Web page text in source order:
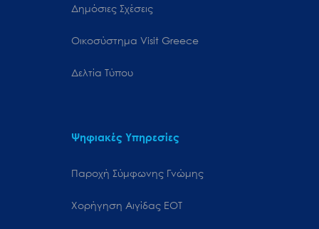
Δημόσιες Σχέσεις
Oικοσύστημα Visit Greece
Δελτία Τύπου
Ψηφιακές Υπηρεσίες
Παροχή Σύμφωνης Γνώμης
Χορήγηση Αιγίδας ΕΟΤ